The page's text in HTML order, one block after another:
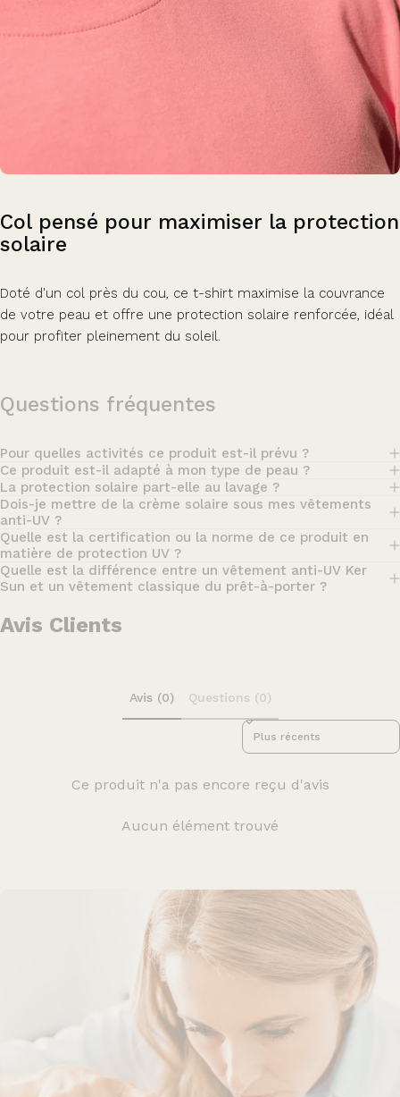
Col pensé pour maximiser la protection
solaire
Doté d'un col près du cou, ce t-shirt maximise la couvrance
de votre peau et offre une protection solaire renforcée, idéal
pour profiter pleinement du soleil.
Questions fréquentes
Pour quelles activités ce produit est-il prévu ?
Ce produit est-il adapté à mon type de peau ?
La protection solaire part-elle au lavage ?
Dois-je mettre de la crème solaire sous mes vêtements
anti-UV ?
Quelle est la certification ou la norme de ce produit en
matière de protection UV ?
Quelle est la différence entre un vêtement anti-UV Ker
Sun et un vêtement classique du prêt-à-porter ?
Avis Clients
Avis (0) Questions (0)
Sort reviews by
Ce produit n'a pas encore reçu d'avis
Aucun élément trouvé